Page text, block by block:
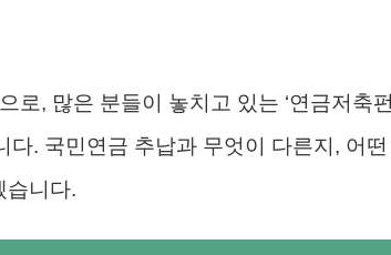
로, 많은 분들이 놓치고 있는 ‘연금저축펀
다. 국민연금 추납과 무엇이 다른지, 어떤
습니다.